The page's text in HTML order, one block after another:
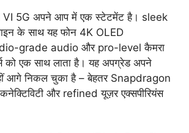
VI 5G अपने आप में एक स्टेटमेंट है। sleek
के साथ यह फोन 4K OLED
grade audio और pro-level कैमरा
को एक साथ लाता है। यह अपग्रेड अपने
आगे निकल चुका है – बेहतर Snapdragon
और refined यूज़र एक्सपीरियंस